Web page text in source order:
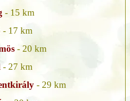
- 15 km
- 17 km
- 20 km
- 27 km
- 29 km